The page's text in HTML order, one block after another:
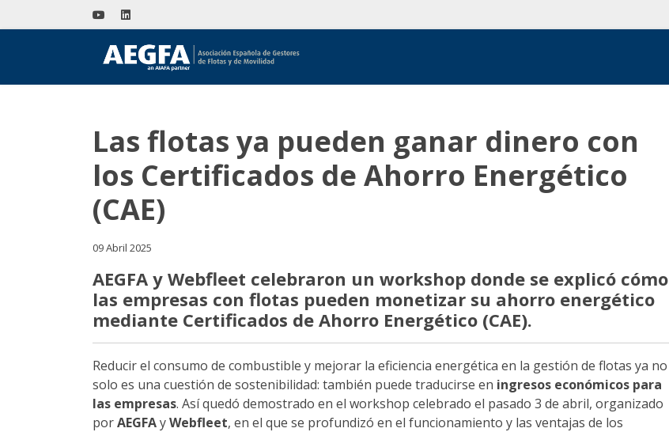
Las flotas ya pueden ganar dinero con
los Certificados de Ahorro Energético
(CAE)
09 Abril 2025
AEGFA y Webfleet celebraron un workshop donde se explicó cómo
las empresas con flotas pueden monetizar su ahorro energético
mediante Certificados de Ahorro Energético (CAE).
Reducir el consumo de combustible y mejorar la eficiencia energética en la gestión de flotas ya no
solo es una cuestión de sostenibilidad: también puede traducirse en ingresos económicos para
las empresas. Así quedó demostrado en el workshop celebrado el pasado 3 de abril, organizado
porAEGFAyWebfleet, en el que se profundizó en el funcionamiento y las ventajas de los